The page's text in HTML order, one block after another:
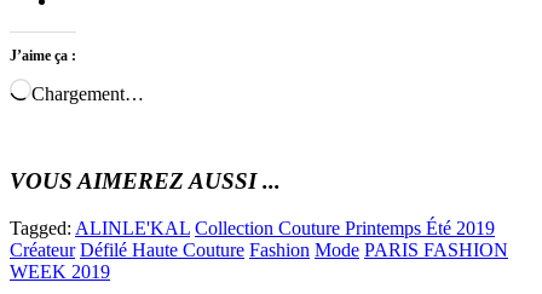
J’aime ça :
Chargement…
VOUS AIMEREZ AUSSI ...
Tagged: ALINLE'KAL Collection Couture Printemps Été 2019
Créateur Défilé Haute Couture Fashion Mode PARIS FASHION
WEEK 2019